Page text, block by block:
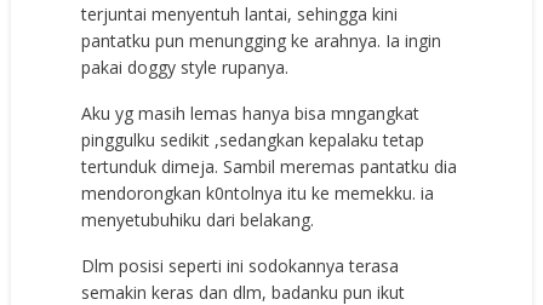
terjuntai menyentuh lantai, sehingga kini
pantatku pun menungging ke arahnya. Ia ingin
pakai doggy style rupanya.
Aku yg masih lemas hanya bisa mngangkat
pinggulku sedikit ,sedangkan kepalaku tetap
tertunduk dimeja. Sambil meremas pantatku dia
mendorongkan k0ntolnya itu ke memekku. ia
menyetubuhiku dari belakang.
Dlm posisi seperti ini sodokannya terasa
semakin keras dan dlm, badanku pun ikut